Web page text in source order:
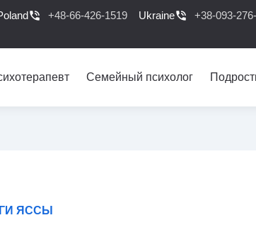
phone_in_talk +48-66-426-1519 Ukrainephone_in_talk +38-093-
Семейный психолог
ЯССЫ